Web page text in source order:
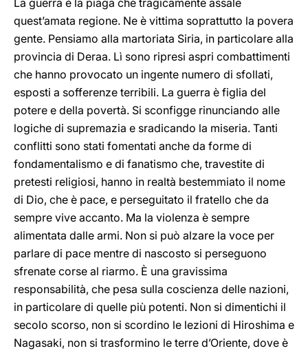
La guerra è la piaga che tragicamente assale
quest’amata regione. Ne è vittima soprattutto la povera
gente. Pensiamo alla martoriata Siria, in particolare alla
provincia di Deraa. Lì sono ripresi aspri combattimenti
che hanno provocato un ingente numero di sfollati,
esposti a sofferenze terribili. La guerra è figlia del
potere e della povertà. Si sconfigge rinunciando alle
logiche di supremazia e sradicando la miseria. Tanti
conflitti sono stati fomentati anche da forme di
fondamentalismo e di fanatismo che, travestite di
pretesti religiosi, hanno in realtà bestemmiato il nome
di Dio, che è pace, e perseguitato il fratello che da
sempre vive accanto. Ma la violenza è sempre
alimentata dalle armi. Non si può alzare la voce per
parlare di pace mentre di nascosto si perseguono
sfrenate corse al riarmo. È una gravissima
responsabilità, che pesa sulla coscienza delle nazioni,
in particolare di quelle più potenti. Non si dimentichi il
secolo scorso, non si scordino le lezioni di Hiroshima e
Nagasaki, non si trasformino le terre d’Oriente, dove è